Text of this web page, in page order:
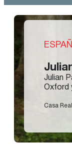
Julian
Oxford
Casa